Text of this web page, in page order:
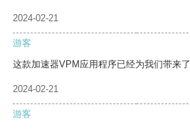
2024-02-21
游客
这款加速器VPM应用程序已经为我们带来
2024-02-21
游客